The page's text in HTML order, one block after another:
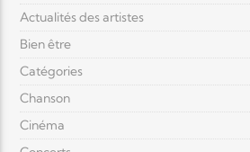
Actualités des artistes
Bien être
Catégories
Chanson
Cinéma